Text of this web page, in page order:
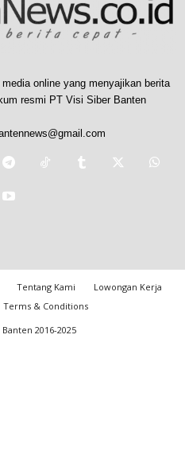
online yang menyajikan berita
resmi PT Visi Siber Banten
Tentang Kami
Lowongan Kerja
Terms & Conditions
2016-2025